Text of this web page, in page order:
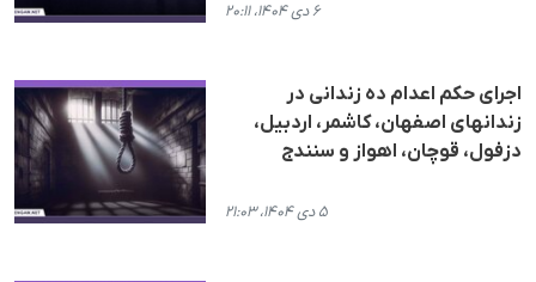
۶ دی ۱۴۰۴، ۲۰:۱۱
اجرای حکم اعدام دە زندانی در
زندانهای اصفهان، کاشمر، اردبیل،
دزفول، قوچان، اهواز و سنندج
۵ دی ۱۴۰۴، ۲۱:۰۳